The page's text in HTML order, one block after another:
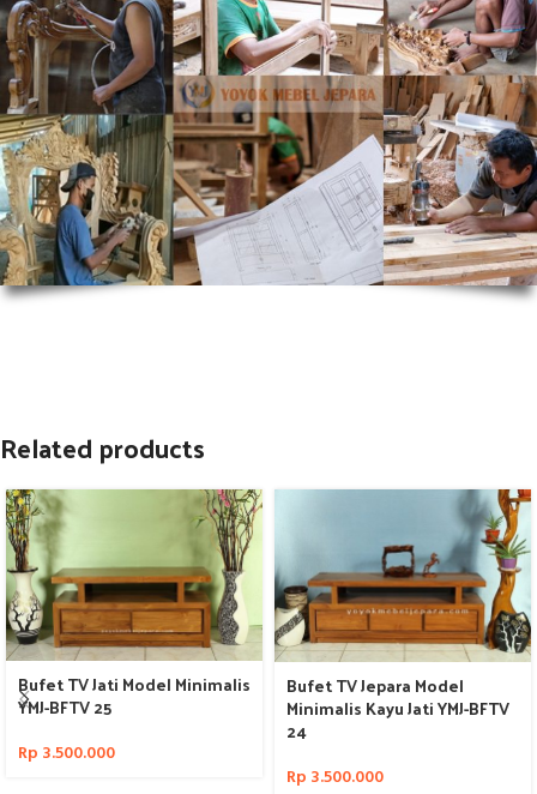
Related products
Bufet TV Jati Model Minimalis
YMJ-BFTV 25
Rp 3.500.000
Bufet TV Jepara Model
Minimalis Kayu Jati YMJ-BFTV
24
Rp 3.500.000